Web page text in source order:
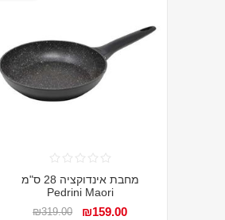
מחבת אינדוקציה 28 ס"מ
Pedrini Maori
₪159.00
₪319.00